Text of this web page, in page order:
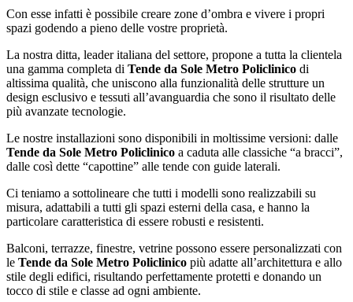
Con esse infatti è possibile creare zone d’ombra e vivere i propri
spazi godendo a pieno delle vostre proprietà.
La nostra ditta, leader italiana del settore, propone a tutta la clientela
una gamma completa di Tende da Sole Metro Policlinico di
altissima qualità, che uniscono alla funzionalità delle strutture un
design esclusivo e tessuti all’avanguardia che sono il risultato delle
più avanzate tecnologie.
Le nostre installazioni sono disponibili in moltissime versioni: dalle
Tende da Sole Metro Policlinico a caduta alle classiche “a bracci”,
dalle così dette “capottine” alle tende con guide laterali.
Ci teniamo a sottolineare che tutti i modelli sono realizzabili su
misura, adattabili a tutti gli spazi esterni della casa, e hanno la
particolare caratteristica di essere robusti e resistenti.
Balconi, terrazze, finestre, vetrine possono essere personalizzati con
le Tende da Sole Metro Policlinico più adatte all’architettura e allo
stile degli edifici, risultando perfettamente protetti e donando un
tocco di stile e classe ad ogni ambiente.